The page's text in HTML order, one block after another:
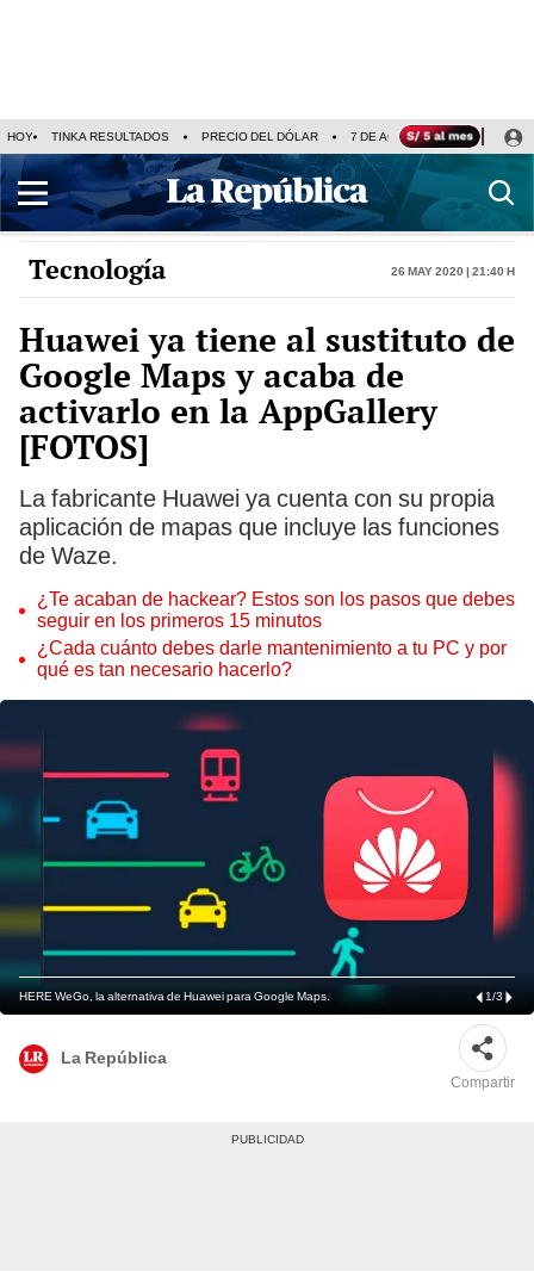
HOY TINKA RESULTADOS PRECIO DEL DÓLAR 7 DE AGOSTO OLLANTA
Tecnología 26 May 2020 | 21:40 h
Huawei ya tiene al sustituto de
Google Maps y acaba de
activarlo en la AppGallery
[FOTOS]
La fabricante Huawei ya cuenta con su propia
aplicación de mapas que incluye las funciones
de Waze.
¿Te acaban de hackear? Estos son los pasos que debes
seguir en los primeros 15 minutos
¿Cada cuánto debes darle mantenimiento a tu PC y por
qué es tan necesario hacerlo?
HERE WeGo, la alternativa de Huawei para Google Maps. 1/3
La República
Compartir